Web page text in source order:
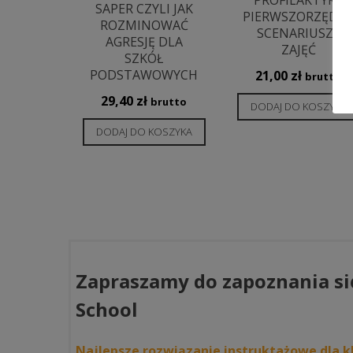
SAPER CZYLI JAK
ROZMINOWAĆ
AGRESJĘ DLA
SZKÓŁ
PODSTAWOWYCH
29,40 zł brutto
DODAJ DO KOSZYKA
SCENARIUSZE
ZAJĘĆ
21,00 zł brutto
DODAJ DO KOSZYKA
Zapraszamy do zapoznania
School